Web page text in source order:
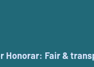
Honorar: Fair &